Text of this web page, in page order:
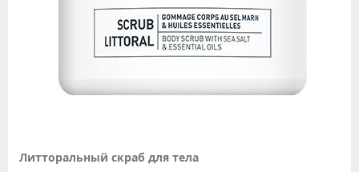
Литторальный скраб для тела